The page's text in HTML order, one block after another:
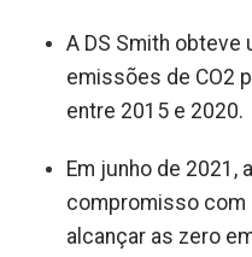
A DS Smith obteve
emissões de CO2
entre 2015 e 2020.
Em junho de 2021,
compromisso com
alcançar as zero